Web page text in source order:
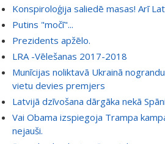
Konspiroloģija saliedē masas! Arī
Putins "močī"...
Prezidents apžēlo.
LRA -Vēlešanas 2017-2018
Munīcijas noliktavā Ukrainā
vietu devies premjers
Latvijā dzīvošana dārgāka nekā
Vai Obama izspiegoja Trampa
nejauši.